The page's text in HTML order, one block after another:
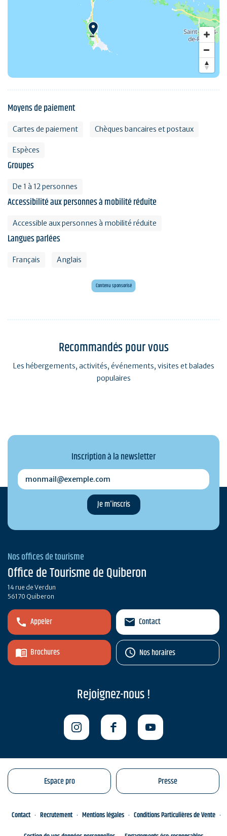
Moyens de paiement
Cartes de paiement Chèques bancaires et postaux
Espèces
Groupes
De 1 à 12 personnes
Accessibilité aux personnes à mobilité réduite
Accessible aux personnes à mobilité réduite
Langues parlées
Français Anglais
Contenu sponsorisé
Maxi mini golf 26 trous à deux pas de l'océan
Recommandés pour vous
Les hébergements, activités, événements, visites et balades
populaires
Inscription à la newsletter
monmail@exemple.com
Nos offices de tourisme
Office de Tourisme de Quiberon
14 rue de Verdun
56170 Quiberon
Appeler
Brochures
Contact
Nos horaires
Rejoignez-nous !
Espace pro Presse
Contact Recrutement Mentions légales
Conditions Particulières de Vente